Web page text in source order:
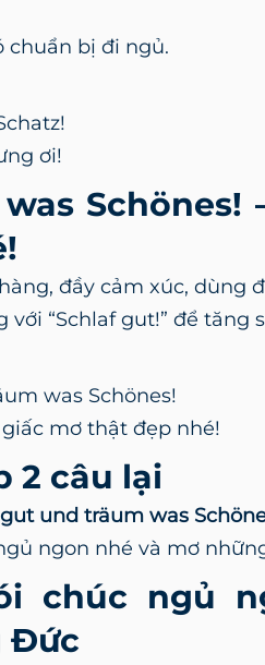
chuẩn bị đi ngủ.
ơi!
đầy cảm xúc, dùng
với “Schlaf gut!” để tăng
was Schönes!
mơ thật đẹp nhé!
2 câu lại
und träum was
ngon nhé và mơ
chúc ngủ
Đức